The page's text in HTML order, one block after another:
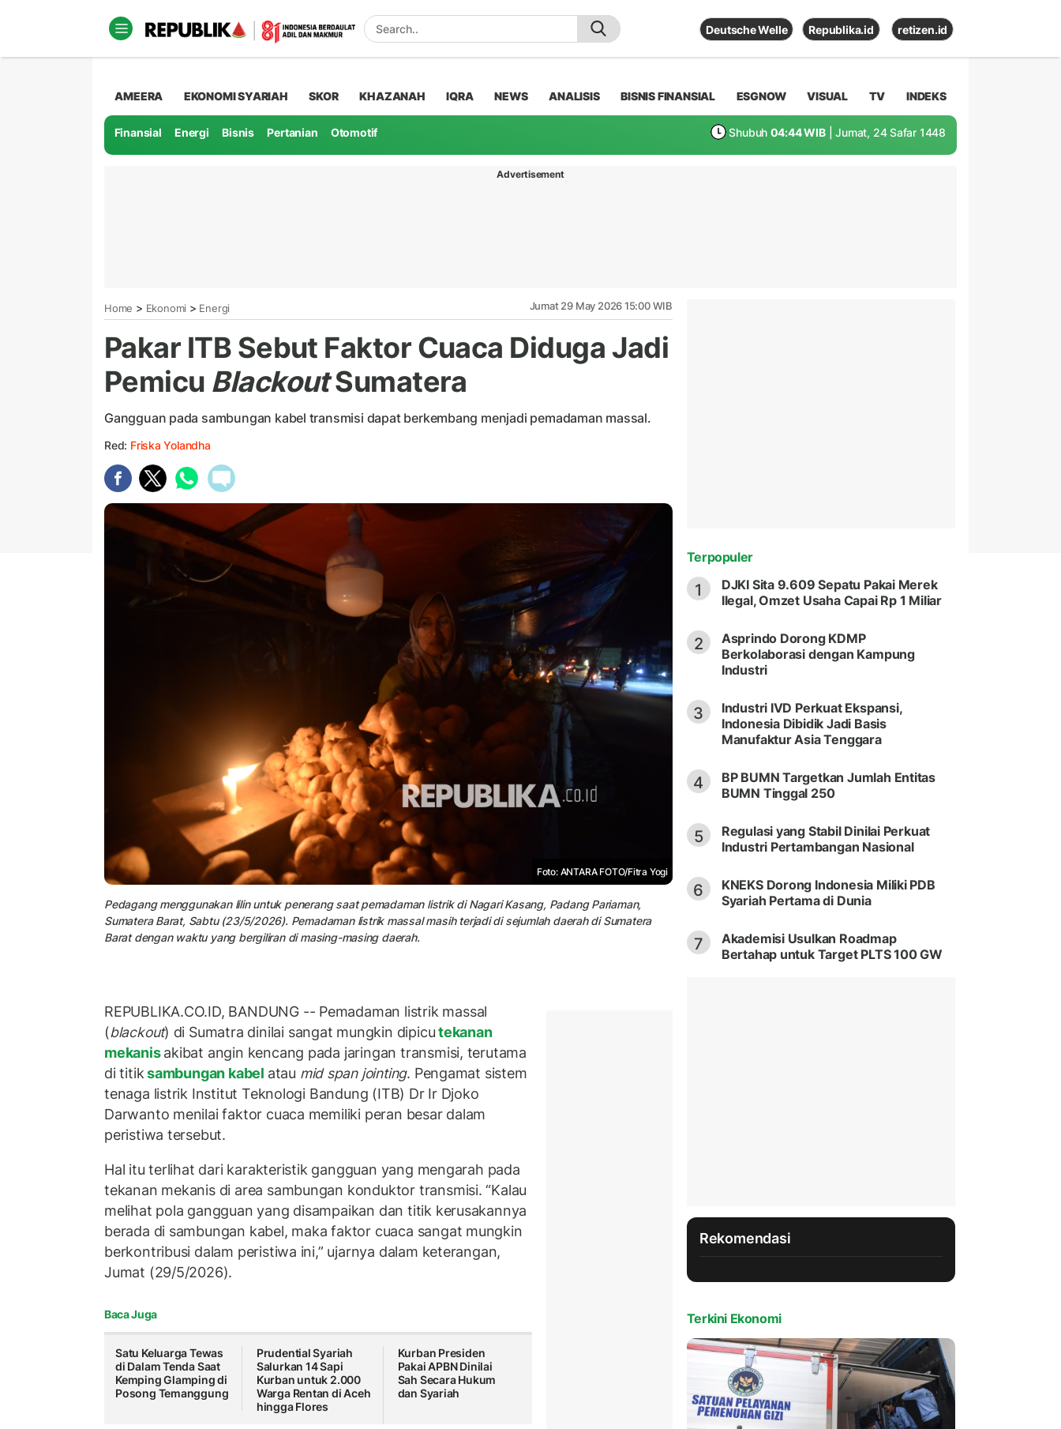
Deutsche Welle Republika.id retizen.id
AMEERA EKONOMI SYARIAH SKOR KHAZANAH IQRA NEWS ANALISIS BISNIS FINANSIAL ESGNOW VISUAL TV INDEKS
Finansial Energi Bisnis Pertanian Otomotif Shubuh 04:44 WIB | Jumat, 24 Safar 1448
Advertisement
Home > Ekonomi > Energi Jumat 29 May 2026 15:00 WIB
Pakar ITB Sebut Faktor Cuaca Diduga Jadi
Pemicu BlackoutSumatera
Gangguan pada sambungan kabel transmisi dapat berkembang menjadi pemadaman massal.
Red: Friska Yolandha
Foto: ANTARA FOTO/Fitra Yogi
Pedagang menggunakan lilin untuk penerang saat pemadaman listrik di Nagari Kasang, Padang Pariaman,
Sumatera Barat, Sabtu (23/5/2026). Pemadaman listrik massal masih terjadi di sejumlah daerah di Sumatera
Barat dengan waktu yang bergiliran di masing-masing daerah.
REPUBLIKA.CO.ID, BANDUNG -- Pemadaman listrik massal
(blackout) di Sumatra dinilai sangat mungkin dipicutekanan
mekanisakibat angin kencang pada jaringan transmisi, terutama
di titiksambungan kabel atau mid span jointing. Pengamat sistem
tenaga listrik Institut Teknologi Bandung (ITB) Dr Ir Djoko
Darwanto menilai faktor cuaca memiliki peran besar dalam
peristiwa tersebut.
Hal itu terlihat dari karakteristik gangguan yang mengarah pada
tekanan mekanis di area sambungan konduktor transmisi. “Kalau
melihat pola gangguan yang disampaikan dan titik kerusakannya
berada di sambungan kabel, maka faktor cuaca sangat mungkin
berkontribusi dalam peristiwa ini,” ujarnya dalam keterangan,
Jumat (29/5/2026).
Baca Juga
Satu Keluarga Tewas
di Dalam Tenda Saat
Kemping Glamping di
Posong Temanggung
Prudential Syariah
Salurkan 14 Sapi
Kurban untuk 2.000
Warga Rentan di Aceh
hingga Flores
Kurban Presiden
Pakai APBN Dinilai
Sah Secara Hukum
dan Syariah
Terpopuler
1
DJKI Sita 9.609 Sepatu Pakai Merek
Ilegal, Omzet Usaha Capai Rp 1 Miliar
2
Asprindo Dorong KDMP
Berkolaborasi dengan Kampung
Industri
3
Industri IVD Perkuat Ekspansi,
Indonesia Dibidik Jadi Basis
Manufaktur Asia Tenggara
4
BP BUMN Targetkan Jumlah Entitas
BUMN Tinggal 250
5
Regulasi yang Stabil Dinilai Perkuat
Industri Pertambangan Nasional
6
KNEKS Dorong Indonesia Miliki PDB
Syariah Pertama di Dunia
7
Akademisi Usulkan Roadmap
Bertahap untuk Target PLTS 100 GW
Rekomendasi
Terkini Ekonomi